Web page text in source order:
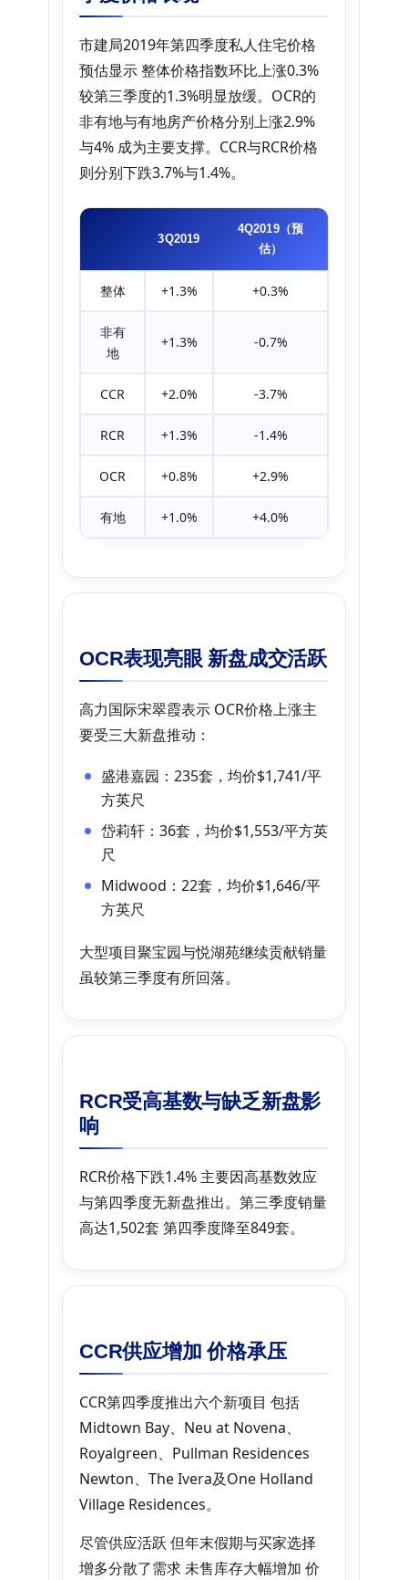
市建局2019年第四季度私人住宅价格
预估显示 整体价格指数环比上涨0.3%
较第三季度的1.3%明显放缓。OCR的
非有地与有地房产价格分别上涨2.9%
与4% 成为主要支撑。CCR与RCR价格
则分别下跌3.7%与1.4%。
3Q2019
4Q2019（预
估）
整体 +1.3% +0.3%
非有
地
+1.3% -0.7%
CCR +2.0% -3.7%
RCR +1.3% -1.4%
OCR +0.8% +2.9%
有地 +1.0% +4.0%
OCR表现亮眼 新盘成交活跃
高力国际宋翠霞表示 OCR价格上涨主
要受三大新盘推动：
盛港嘉园：235套，均价$1,741/平
方英尺
岱莉轩：36套，均价$1,553/平方英
尺
Midwood：22套，均价$1,646/平
方英尺
大型项目聚宝园与悦湖苑继续贡献销量
虽较第三季度有所回落。
RCR受高基数与缺乏新盘影
响
RCR价格下跌1.4% 主要因高基数效应
与第四季度无新盘推出。第三季度销量
高达1,502套 第四季度降至849套。
CCR供应增加 价格承压
CCR第四季度推出六个新项目 包括
Midtown Bay、Neu at Novena、
Royalgreen、Pullman Residences
Newton、The Ivera及One Holland
Village Residences。
尽管供应活跃 但年末假期与买家选择
增多分散了需求 未售库存大幅增加 价